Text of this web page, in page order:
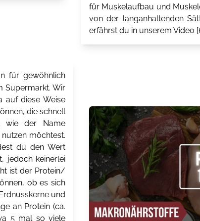
für Muskelaufbau und
von der langanhaltenden
erfährst du in unserem Video [
für gewöhnlich
Supermarkt. Wir
auf diese Weise
die schnell
wie der Name
möchtest.
du den Wert
jedoch keinerlei
ist der Protein/
ob es sich
und
an Protein (ca.
5 mal so viele